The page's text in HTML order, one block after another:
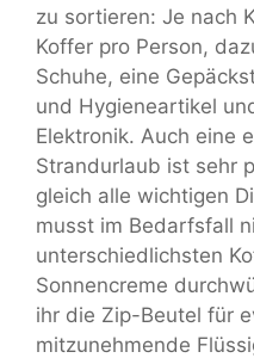
zu sortieren: Je nach
Koffer pro Person,
Schuhe, eine
und Hygieneartikel
Elektronik. Auch eine
Strandurlaub ist sehr
gleich alle wichtigen
musst im Bedarfsfall
unterschiedlichsten
Sonnencreme
ihr die Zip-Beutel für
mitzunehmende